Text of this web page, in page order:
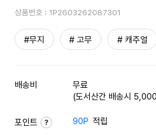
상품번호 : 1P2603262087301
#무지 # 고무 # 캐주얼
배송비
무료
(도서산간 배송시
포인트 90P 적립